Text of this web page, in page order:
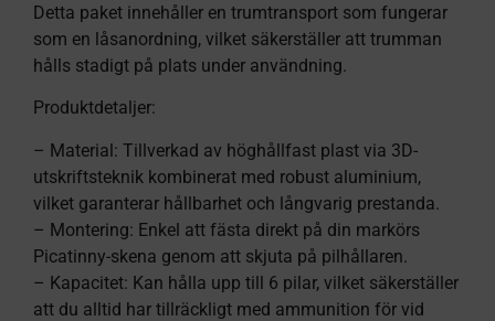
Detta paket innehåller en trumtransport som fungerar
som en låsanordning, vilket säkerställer att trumman
hålls stadigt på plats under användning.
Produktdetaljer:
– Material: Tillverkad av höghållfast plast via 3D-
utskriftsteknik kombinerat med robust aluminium,
vilket garanterar hållbarhet och långvarig prestanda.
– Montering: Enkel att fästa direkt på din markörs
Picatinny-skena genom att skjuta på pilhållaren.
– Kapacitet: Kan hålla upp till 6 pilar, vilket säkerställer
att du alltid har tillräckligt med ammunition för vid